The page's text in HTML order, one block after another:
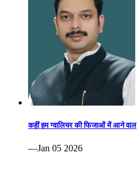
कहीं हम ग्वालियर की फिजाओं में आने वाल
—Jan 05 2026